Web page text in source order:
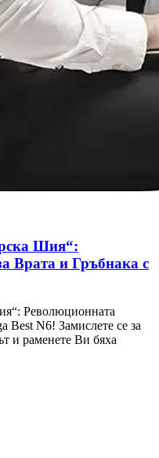
Шия“:
Врата и Гръбнака с
Революционната
Best N6! Замислете се за
и раменете Ви бяха